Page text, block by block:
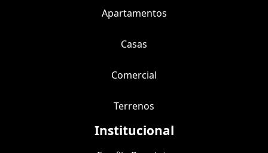
Apartamentos
Casas
Comercial
Terrenos
Institucional